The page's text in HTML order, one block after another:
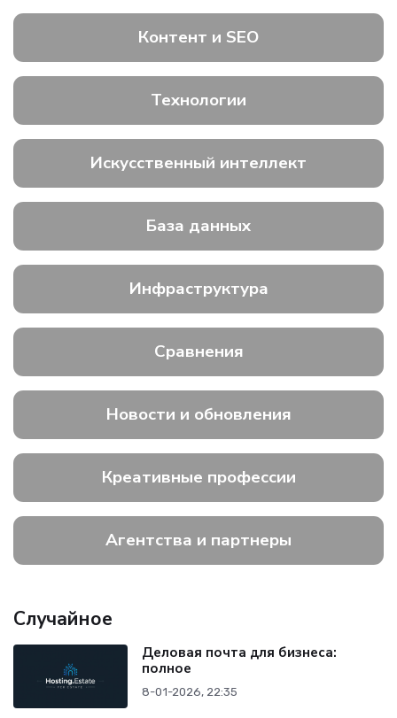
Контент и SEO
Технологии
Искусственный интеллект
База данных
Инфраструктура
Сравнения
Новости и обновления
Креативные профессии
Агентства и партнеры
Случайное
Деловая почта для бизнеса:
полное
8-01-2026, 22:35